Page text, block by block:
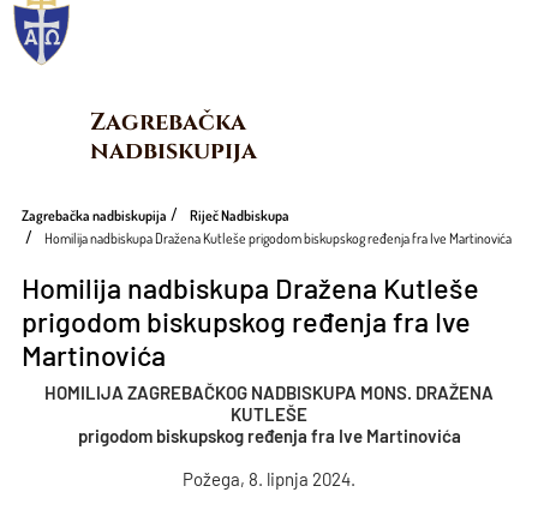
Zagrebačka
nadbiskupija
Zagrebačka nadbiskupija
Riječ Nadbiskupa
Homilija nadbiskupa Dražena Kutleše prigodom biskupskog ređenja fra Ive Martinovića
Homilija nadbiskupa Dražena Kutleše
prigodom biskupskog ređenja fra Ive
Martinovića
HOMILIJA ZAGREBAČKOG NADBISKUPA MONS. DRAŽENA
KUTLEŠE
prigodom biskupskog ređenja fra Ive Martinovića
Požega, 8. lipnja 2024.